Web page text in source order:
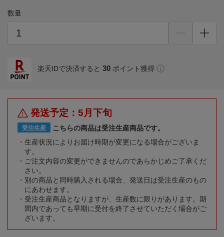
数量
楽天IDで決済すると 30 ポイント獲得
発送予定：5月下旬
受注生産
こちらの商品は受注生産商品です。
生産状況によりお届け時期が変更になる場合がございま
す。
ご注文内容の変更ができませんのであらかじめご了承くだ
さい。
別の商品と同時購入される場合、発送日は受注生産のもの
にあわせます。
受注生産商品となりますが、生産数に限りがあります。期
間内であっても早期に受付を終了させていただく場合がご
ざいます。